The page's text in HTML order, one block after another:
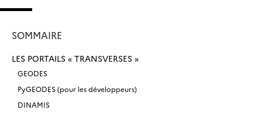
SOMMAIRE
LES PORTAILS « TRANSVERSES »
GEODES
PyGEODES (pour les développeurs)
DINAMIS